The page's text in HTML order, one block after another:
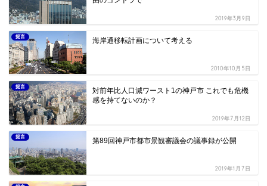
2019年3月9日
提言 海岸通移転計画について考える
2010年10月5日
提言
対前年比人口減ワースト1の神戸市 これでも危機
感を持てないのか？
2019年7月12日
提言 第89回神戸市都市景観審議会の議事録が公開
2019年1月7日